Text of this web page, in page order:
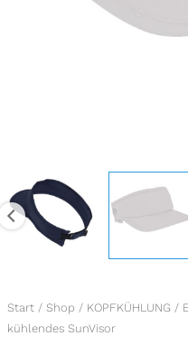
Start/ Shop / KOPFKÜHLUNG /
kühlendes SunVisor
E.COOLINE
Powercool